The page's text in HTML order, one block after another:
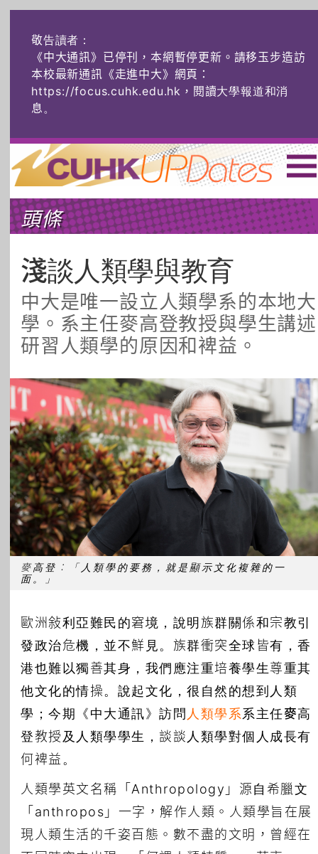
敬告讀者：
《中大通訊》已停刊，本網暫停更新。請移玉步造訪
本校最新通訊《走進中大》網頁：
https://focus.cuhk.edu.hk，閱讀大學報道和消
息。
主頁 | ENG | 简体 |
頭條 榜上友名 學術探奇
社創薈動 六物窺人
藝士匹靈 雅共賞 字裏科技
所有主題
頭條
淺談人類學與教育
中大是唯一設立人類學系的本地大
學。系主任麥高登教授與學生講述
研習人類學的原因和裨益。
麥高登︰「人類學的要務，就是顯示文化複雜的一
面。」
歐洲敍利亞難民的窘境，說明族群關係和宗教引
發政治危機，並不鮮見。族群衝突全球皆有，香
港也難以獨善其身，我們應注重培養學生尊重其
他文化的情操。說起文化，很自然的想到人類
學；今期《中大通訊》訪問 人類學系系主任麥高
登教授及人類學學生，談談人類學對個人成長有
何裨益。
人類學英文名稱「Anthropology」源自希臘文
「anthropos」一字，解作人類。人類學旨在展
現人類生活的千姿百態。數不盡的文明，曾經在